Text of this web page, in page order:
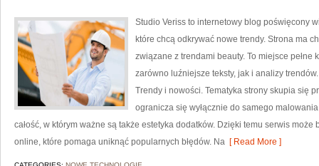
Studio Veriss to internetowy blog poświęcony
które chcą odkrywać nowe trendy. Strona ma
związane z trendami beauty. To miejsce
zarówno luźniejsze teksty, jak i analizy
Trendy i nowości. Tematyka strony skupia się
ogranicza się wyłącznie do samego
całość, w którym ważne są także estetyka dodatków. Dzięki temu serwis
online, które pomaga uniknąć popularnych błędów. Na [ Read More ]